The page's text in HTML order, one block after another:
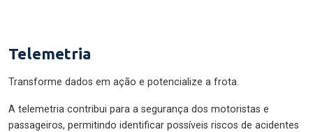
Telemetria
Transforme dados em ação e potencialize a frota.
A telemetria contribui para a segurança dos motoristas e
passageiros, permitindo identificar possíveis riscos de acidentes